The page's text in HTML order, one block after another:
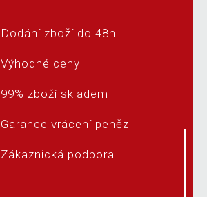
Dodání zboží do 48h
Výhodné ceny
99% zboží skladem
Garance vrácení peněz
Zákaznická podpora